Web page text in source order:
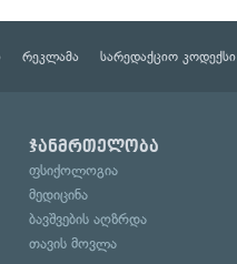
რეკლამა სარედაქციო კოდექსი
ჯანმრთელობა
ფსიქოლოგია
მედიცინა
ბავშვების აღზრდა
თავის მოვლა